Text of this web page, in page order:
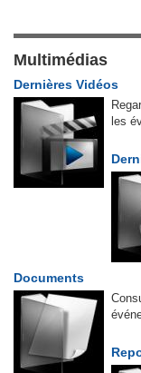
Multimédias
Dernières Vidéos
les
Documents